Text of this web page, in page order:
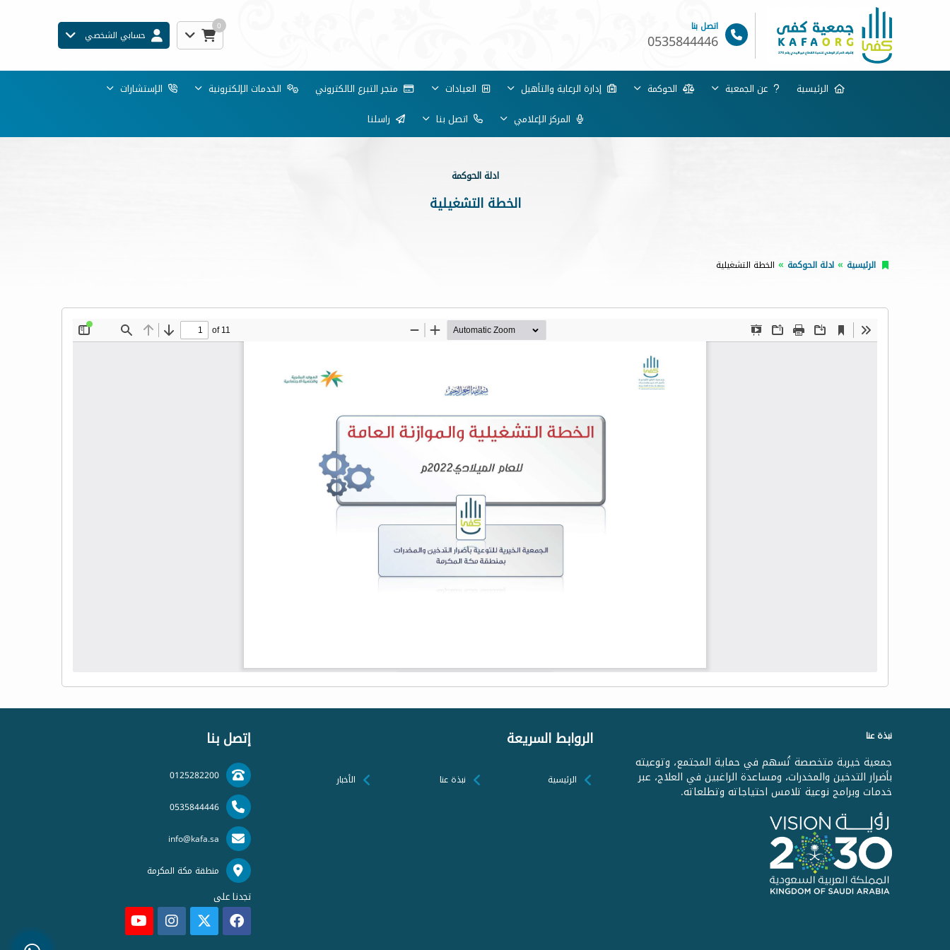
اتصل بنا
0535844446
0
حسابي الشخصي
الرئيسية عن الجمعية الحوكمة إدارة الرعاية والتأهيل العيادات متجر التبرع الالكتروني الخدمات الإلكترونية
الإستشارات
المركز الإعلامي
اتصل بنا راسلنا
ادلة الحوكمة
الخطة التشغيلية
الرئيسية ادلة الحوكمة الخطة التشغيلية
نبذة عنا
جمعية خيرية متخصصة تُسهم في حماية المجتمع، وتوعيته
بأضرار التدخين والمخدرات، ومساعدة الراغبين في العلاج، عبر
خدمات وبرامج نوعية تلامس احتياجاته وتطلعاته.
الروابط السريعة
الرئيسية نبذة عنا الأخبار
إتصل بنا
0125282200
0535844446
info@kafa.sa
منطقة مكة المكرمة
تجدنا على